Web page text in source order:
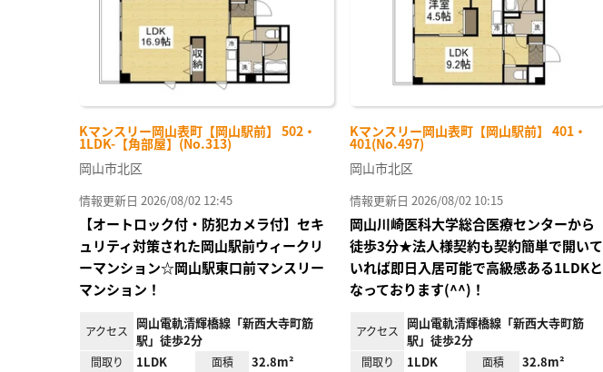
Kマンスリー岡山表町【岡山駅前】 502・
1LDK-【角部屋】(No.313)
岡山市北区
情報更新日 2026/08/02 12:45
【オートロック付・防犯カメラ付】セキ
ュリティ対策された岡山駅前ウィークリ
ーマンション☆岡山駅東口前マンスリー
マンション！
アクセス
岡山電軌清輝橋線「新西大寺町筋
駅」徒歩2分
間取り 1LDK 面積 32.8m²
Kマンスリー岡山表町【岡山駅前】 401・
401(No.497)
岡山市北区
情報更新日 2026/08/02 10:15
岡山川崎医科大学総合医療センターから
徒歩3分★法人様契約も契約簡単で開いて
いれば即日入居可能で高級感ある1LDKと
なっております(^^)！
アクセス
岡山電軌清輝橋線「新西大寺町筋
駅」徒歩2分
間取り 1LDK 面積 32.8m²